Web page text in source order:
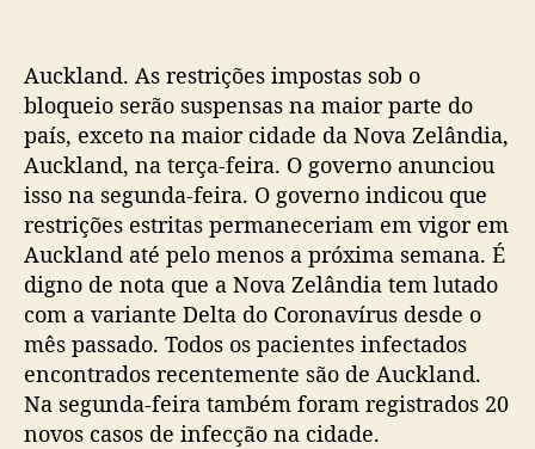
Auckland. As restrições impostas sob o
bloqueio serão suspensas na maior parte do
país, exceto na maior cidade da Nova Zelândia,
Auckland, na terça-feira. O governo anunciou
isso na segunda-feira. O governo indicou que
restrições estritas permaneceriam em vigor em
Auckland até pelo menos a próxima semana. É
digno de nota que a Nova Zelândia tem lutado
com a variante Delta do Coronavírus desde o
mês passado. Todos os pacientes infectados
encontrados recentemente são de Auckland.
Na segunda-feira também foram registrados 20
novos casos de infecção na cidade.